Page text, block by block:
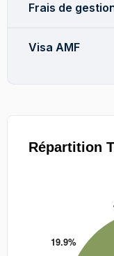
Frais de
Visa AMF
Répartition